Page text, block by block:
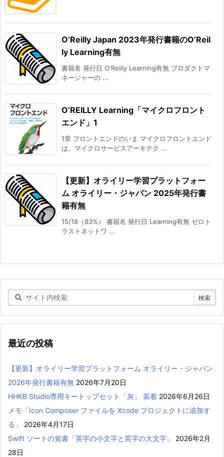
O’Reilly Japan 2023年発行書籍のO’Reil
ly Learning有無
書籍名 発行日 O'Reilly Learning有無 プロダクトマ
ネージャーの ...
O’REILLY Learning「マイクロフロント
エンド」1
1章 フロントエンドのいま マイクロフロントエンド
は、マイクロサービスアーキテク ...
【更新】オライリー学習プラットフォー
ム オライリー・ジャパン 2025年発行書
籍有無
15/18（83%） 書籍名 発行日 Learning有無 ゼロト
ラストネットワ ...
最近の投稿
【更新】オライリー学習プラットフォーム オライリー・ジャパン
2026年発行書籍有無 2026年7月20日
HHKB Studio専用キートップセット「灰」 装着 2026年6月26日
メモ「Icon Composer ファイルを Xcode プロジェクトに追加す
る」
2026年4月17日
Swift ソートの覚書「英字の小文字と英字の大文字」
2026年2月
28日